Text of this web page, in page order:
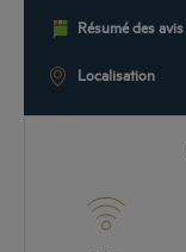
Résumé des avis
Localisation